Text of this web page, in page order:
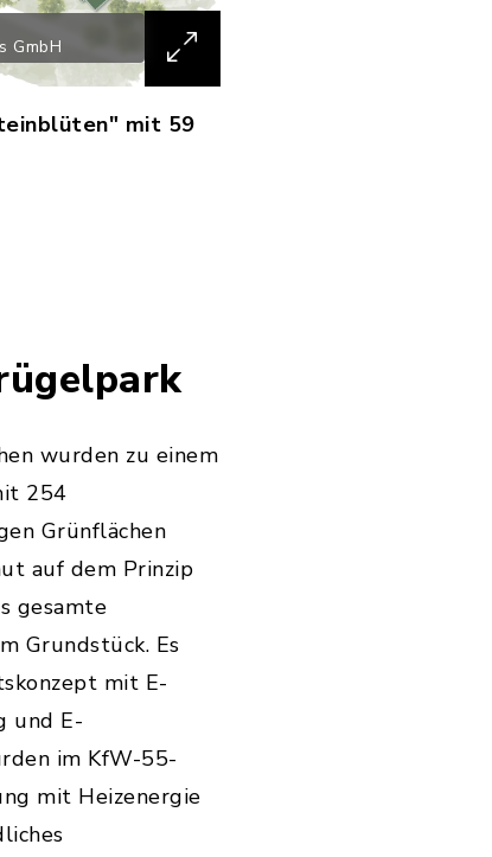
GmbH
mit 59
wurden zu einem
254
Grünflächen
auf dem Prinzip
gesamte
Grundstück. Es
mit E-
und E-
im KfW-55-
mit Heizenergie